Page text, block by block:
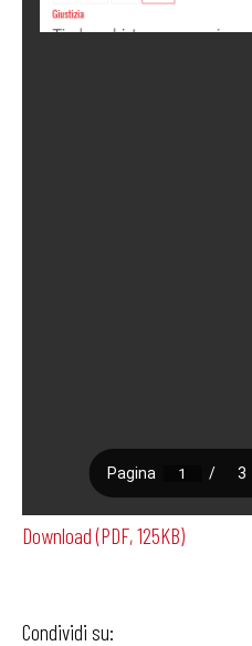
Download (PDF, 125KB)
Condividi su: